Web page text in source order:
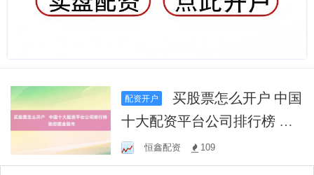
配资开户
买股票怎么开户 中国
十大配资平台公司排行榜 助
您掘金股市
恒鑫配资 109